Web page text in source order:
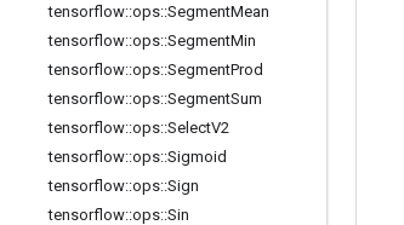
tensorflow::ops::SegmentMean
tensorflow::ops::SegmentMin
tensorflow::ops::SegmentProd
tensorflow::ops::SegmentSum
tensorflow::ops::SelectV2
tensorflow::ops::Sigmoid
tensorflow::ops::Sign
tensorflow::ops::Sin